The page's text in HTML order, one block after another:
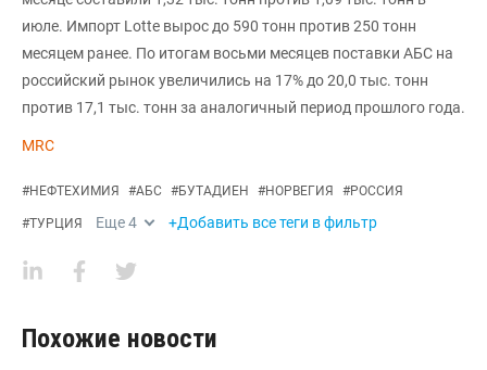
июле. Импорт Lotte вырос до 590 тонн против 250 тонн
месяцем ранее. По итогам восьми месяцев поставки АБС на
российский рынок увеличились на 17% до 20,0 тыс. тонн
против 17,1 тыс. тонн за аналогичный период прошлого года.
MRC
#НЕФТЕХИМИЯ #АБС #БУТАДИЕН #НОРВЕГИЯ #РОССИЯ
#ТУРЦИЯ Еще4 +Добавить все теги в фильтр
Похожие новости